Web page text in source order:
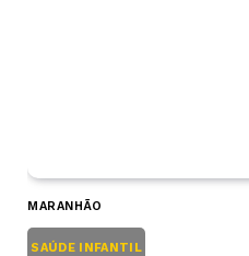
MARANHÃO
SAÚDE INFANTIL